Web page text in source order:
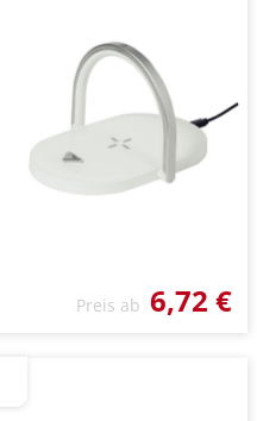
Preis ab 6,72 €